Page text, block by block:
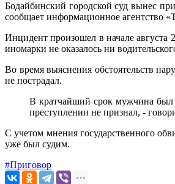
Бодайбинский городской суд вынес
сообщает информационное агентство
Инцидент произошел в начале
иномарки не оказалось ни
Во время выяснения обстоятельств
не пострадал.
В кратчайший срок мужчина был
преступлении не признал, -
С учетом мнения государственного
уже был судим.
#Приговор